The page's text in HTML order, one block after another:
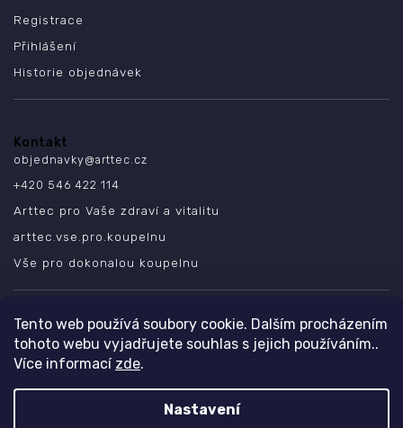
Tento web používá soubory cookie. Dalším procházením
tohoto webu vyjadřujete souhlas s jejich používáním..
Více informací zde.
Nastavení
Registrace
Přihlášení
Historie objednávek
Kontakt
objednavky@arttec.cz
+420 546 422 114
Arttec pro Vaše zdraví a vitalitu
arttec.vse.pro.koupelnu
Vše pro dokonalou koupelnu
SLEDUJTE NÁS